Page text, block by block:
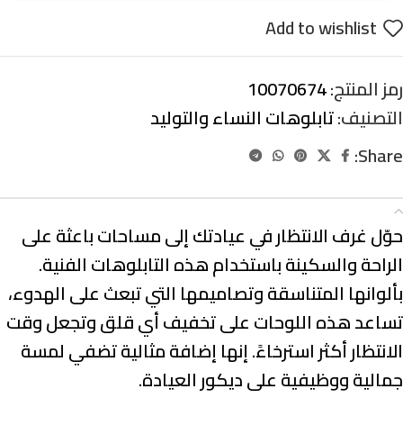
Add to wishlist
رمز المنتج:10070674
التصنيف:تابلوهات النساء والتوليد
Share:
حوّل غرف الانتظار في عيادتك إلى مساحات باعثة على
الراحة والسكينة باستخدام هذه التابلوهات الفنية.
بألوانها المتناسقة وتصاميمها التي تبعث على الهدوء،
تساعد هذه اللوحات على تخفيف أي قلق وتجعل وقت
الانتظار أكثر استرخاءً. إنها إضافة مثالية تضفي لمسة
جمالية ووظيفية على ديكور العيادة.